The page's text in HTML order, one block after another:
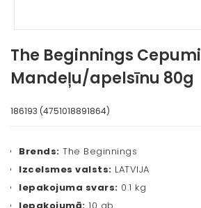
The Beginnings Cepumi
Mandeļu/apelsīnu 80g
186193 (4751018891864)
Brends: The Beginnings
Izcelsmes valsts: LATVIJA
Iepakojuma svars: 0.1 kg